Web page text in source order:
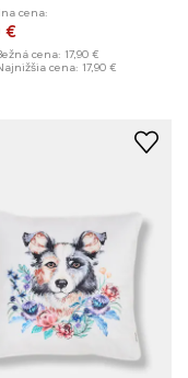
cena:
€
cena: 17,90 €
cena: 17,90 €